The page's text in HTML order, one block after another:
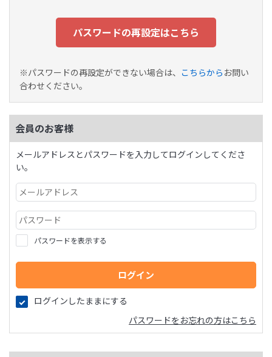
パスワードの再設定はこちら
※パスワードの再設定ができない場合は、 こちらから お問い
合わせください。
会員のお客様
メールアドレスとパスワードを入力してログインしてくださ
い。
パスワードを表示する
ログインしたままにする
パスワードをお忘れの方はこちら